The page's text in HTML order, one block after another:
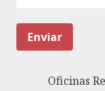
Enviar
Oficinas